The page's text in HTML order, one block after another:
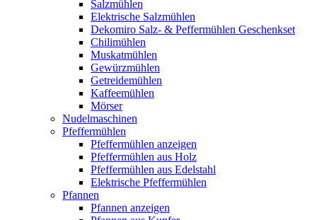
Salzmühlen
Elektrische Salzmühlen
Dekomiro Salz- & Peffermühlen Geschenkset
Chilimühlen
Muskatmühlen
Gewürzmühlen
Getreidemühlen
Kaffeemühlen
Mörser
Nudelmaschinen
Pfeffermühlen
Pfeffermühlen anzeigen
Pfeffermühlen aus Holz
Pfeffermühlen aus Edelstahl
Elektrische Pfeffermühlen
Pfannen
Pfannen anzeigen